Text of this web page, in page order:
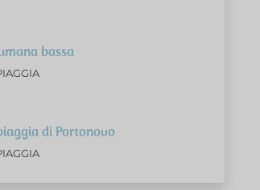
bassa
di Portonovo